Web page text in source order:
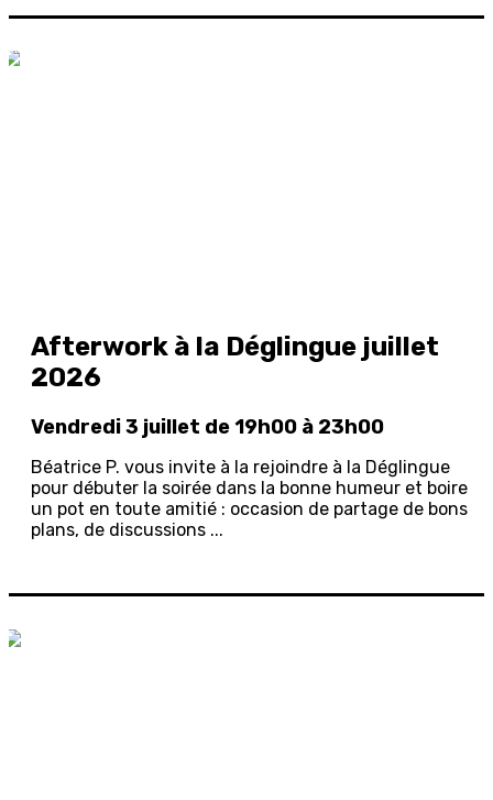
Afterwork à la Déglingue juillet
2026
Vendredi 3 juillet de 19h00 à 23h00
Béatrice P. vous invite à la rejoindre à la Déglingue
pour débuter la soirée dans la bonne humeur et boire
un pot en toute amitié : occasion de partage de bons
plans, de discussions ...